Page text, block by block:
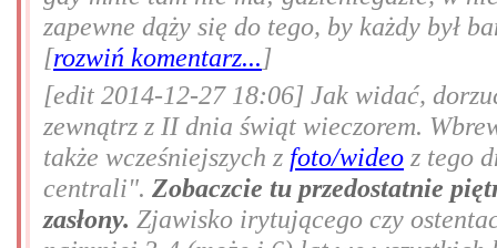
zapewne dąży się do tego, by każdy był
[rozwiń komentarz...]
[edit 2014-12-27 18:06] Jak widać,
zewnątrz z II dnia świąt wieczorem.
także wcześniejszych z foto/wideo z tego
centrali". Zobaczcie tu przedostatnie
zasłony. Zjawisko irytującego czy